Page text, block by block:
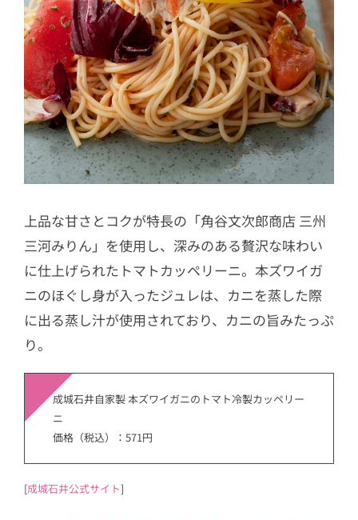
上品な甘さとコクが特長の「角谷文次郎商店 三州
三河みりん」を使用し、深みのある贅沢な味わい
に仕上げられたトマトカッペリーニ。本ズワイガ
ニのほぐし身が入ったジュレは、カニを蒸した際
に出る蒸し汁が使用されており、カニの旨みたっぷ
り。
成城石井自家製 本ズワイガニのトマト冷製カッペリー
ニ
価格（税込）：571円
[成城石井公式サイト]